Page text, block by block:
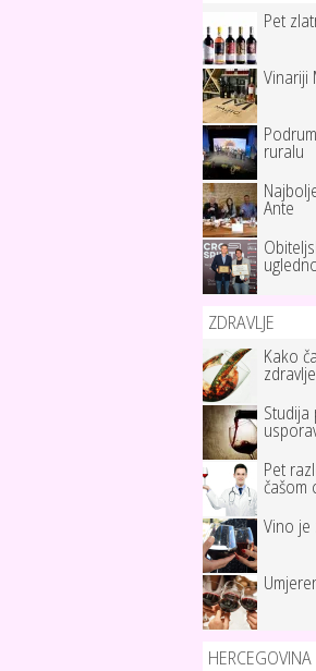
Pet
Vinariji
ruralu
Ante
ZDRAVLJE
Kako
zdravlje
Pet
čašom
Vino je
HERCEGOVINA